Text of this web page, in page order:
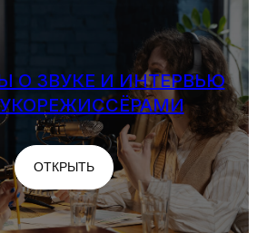
О ЗВУКЕ И ИНТЕРВЬЮ
ОТКРЫТЬ